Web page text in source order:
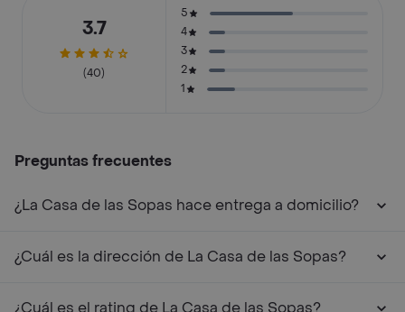
3.7
(40)
5
4
3
2
1
Preguntas frecuentes
¿La Casa de las Sopas hace entrega a domicilio?
¿Cuál es la dirección de La Casa de las Sopas?
¿Cuál es el rating de La Casa de las Sopas?